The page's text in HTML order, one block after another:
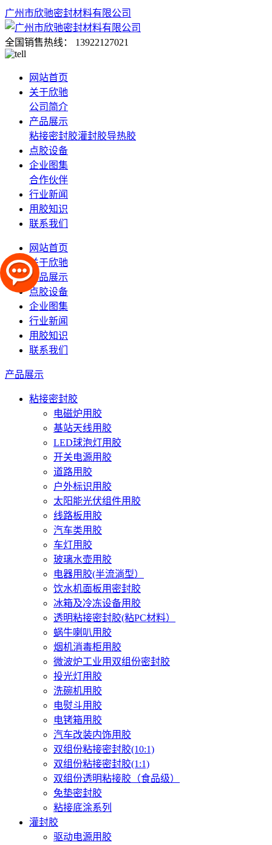
广州市欣驰密封材料有限公司
全国销售热线： 13922127021
网站首页
关于欣驰
公司简介
产品展示
粘接密封胶灌封胶导热胶
点胶设备
企业图集
合作伙伴
行业新闻
用胶知识
联系我们
网站首页
关于欣驰
产品展示
点胶设备
企业图集
行业新闻
用胶知识
联系我们
产品展示
粘接密封胶
电磁炉用胶
基站天线用胶
LED球泡灯用胶
开关电源用胶
道路用胶
户外标识用胶
太阳能光伏组件用胶
线路板用胶
汽车类用胶
车灯用胶
玻璃水壶用胶
电器用胶(半流淌型）
饮水机面板用密封胶
冰箱及冷冻设备用胶
透明粘接密封胶(粘PC材料）
蜗牛喇叭用胶
烟机消毒柜用胶
微波炉工业用双组份密封胶
投光灯用胶
洗碗机用胶
电熨斗用胶
电铐箱用胶
汽车改装内饰用胶
双组份粘接密封胶(10:1)
双组份粘接密封胶(1:1)
双组份透明粘接胶（食品级）
免垫密封胶
粘接底涂系列
灌封胶
驱动电源用胶